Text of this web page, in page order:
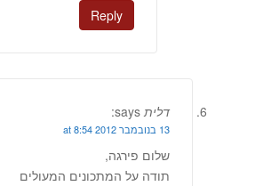
Reply
דלית says:
13 בנובמבר 2012 at 8:54
שלום פירגה,
תודה על המתכונים המעולים